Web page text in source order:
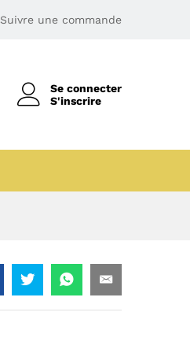
Suivre une commande
Se connecter
S'inscrire